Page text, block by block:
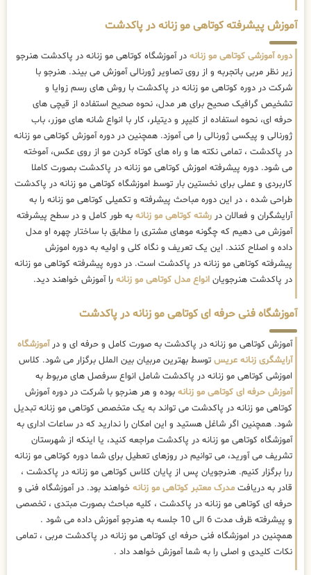
آموزش پیشرفته کوتاهی مو زنانه در پاکدشت
دوره آموزشی کوتاهی مو زنانه در آموزشگاه کوتاهی مو زنانه در پاکدشت هنرجو
زیر نظر مربی باتجربه و از روی تصاویر ژورنالی آموزش می بیند. هنرجو با
شرکت در دوره کوتاهی مو زنانه در پاکدشت با روش های رسم زوایا و
تشخیص گرافیک صحیح برای هر مدل، نحوه صحیح استفاده از قیچی های
حرفه ای، نحوه استفاده از کلیپر و دیتیلر، کار با انواع شانه های موزر، باب
ژورنالی و پیکسی ژورنالی را می آموزد. همچنین در دوره آموزش کوتاهی مو زنانه
در پاکدشت ، تمامی نکته ها و راه های کوتاه کردن مو از روی عکس، آموخته
می شود. دوره پیشرفته اموزش کوتاهی مو زنانه در پاکدشت بصورت کاملا
کاربردی و عملی برای نخستین بار توسط اموزشگاه کوتاهی مو زنانه در پاکدشت
طراحی شده ، در این دوره مباحث پیشرفته و تکمیلی کوتاهی مو زنانه را به
آرایشگران و فعالان در رشته کوتاهی مو زنانه به طور کامل و در سطح پیشرفته
آموزش می دهیم که چگونه موهای مشتری را مطابق با ساختار چهره او مدل
داده و اصلاح کنند. این یک تعریف و نگاه کلی و اولیه به دوره اموزش
پیشرفته کوتاهی مو زنانه در پاکدشت است. در دوره پیشرفته کوتاهی مو زنانه
در پاکدشت هنرجویان انواع مدل کوتاهی مو زنانه را آموزش خواهند دید.
آموزشگاه فنی حرفه ای کوتاهی مو زنانه در پاکدشت
آموزش کوتاهی مو زنانه در پاکدشت به صورت کامل و حرفه ای و درآموزشگاه
آرایشگری زنانه عریس توسط بهترین مربیان بین الملل برگزار می شود. کلاس
اموزشی کوتاهی مو زنانه در پاکدشت شامل انواع سرفصل های مربوط به
آموزش حرفه ای کوتاهی مو زنانه بوده و هر هنرجو با شرکت در دوره آموزش
کوتاهی مو زنانه در پاکدشت می تواند به یک متخصص کوتاهی مو زنانه تبدیل
شود. همچنین اگر شاغل هستید و این امکان را ندارید که در ساعات اداری به
آموزشگاه کوتاهی مو زنانه در پاکدشت مراجعه کنید، یا اینکه از شهرستان
تشریف می آورید، می توانیم در روزهای تعطیل برای شما دوره کوتاهی مو زنانه
ررا برگزار کنیم. هنرجویان پس از پایان کلاس کوتاهی مو زنانه در پاکدشت ،
قادر به دریافت مدرک معتبر کوتاهی مو زنانه خواهند بود. در آموزشگاه فنی و
حرفه ای کوتاهی مو زنانه در پاکدشت ، کلیه مباحث بصورت مبتدی ، تخصصی
و پیشرفته ظرف مدت 6 الی 10 جلسه به هنرجو آموزش داده می شود .
همچنین در اموزشگاه فنی حرفه ای کوتاهی مو زنانه در پاکدشت مربی ، تمامی
نکات کلیدی و اصلی را به شما آموزش خواهد داد .